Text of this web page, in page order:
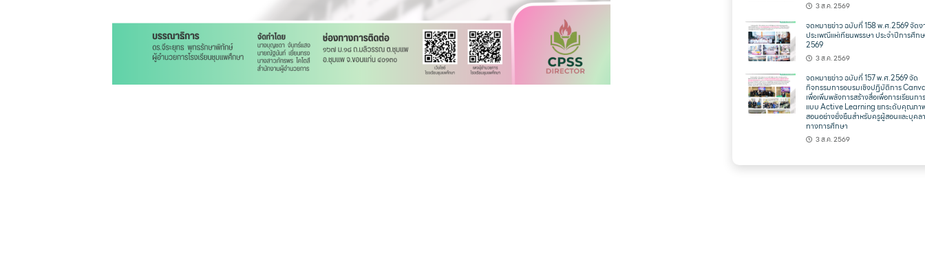
3 ส.ค. 2569
จดหมายข่าว ฉบับที่ 158 พ.ศ.2569 จัดง
ประเพณีแห่เทียนพรรษา ประจำปีการศึก
2569
3 ส.ค. 2569
จดหมายข่าว ฉบับที่ 157 พ.ศ.2569 จัด
กิจกรรมการอบรมเชิงปฏิบัติการ
เพื่อเพิ่มพลังการสร้างสื่อเพื่อการเรียนก
แบบ Active Learning ยกระดับคุณภา
สอนอย่างยั่งยืนสำหรับครูผู้สอนและบุคล
ทางการศึกษา
3 ส.ค. 2569